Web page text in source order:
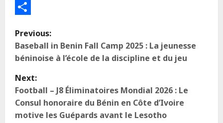
Print
Previous:
Baseball in Benin Fall Camp 2025 : La jeunesse
béninoise à l’école de la discipline et du jeu
Next:
Football – J8 Éliminatoires Mondial 2026 : Le
Consul honoraire du Bénin en Côte d’Ivoire
motive les Guépards avant le Lesotho